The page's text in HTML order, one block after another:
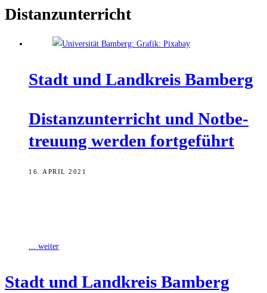
Distanzunterricht
Stadt und Land­kreis Bamberg
Distanz­un­ter­richt und Not­be­
treu­ung wer­den fortgeführt
16. APRIL 2021
... weiter
Stadt und Land­kreis Bamberg